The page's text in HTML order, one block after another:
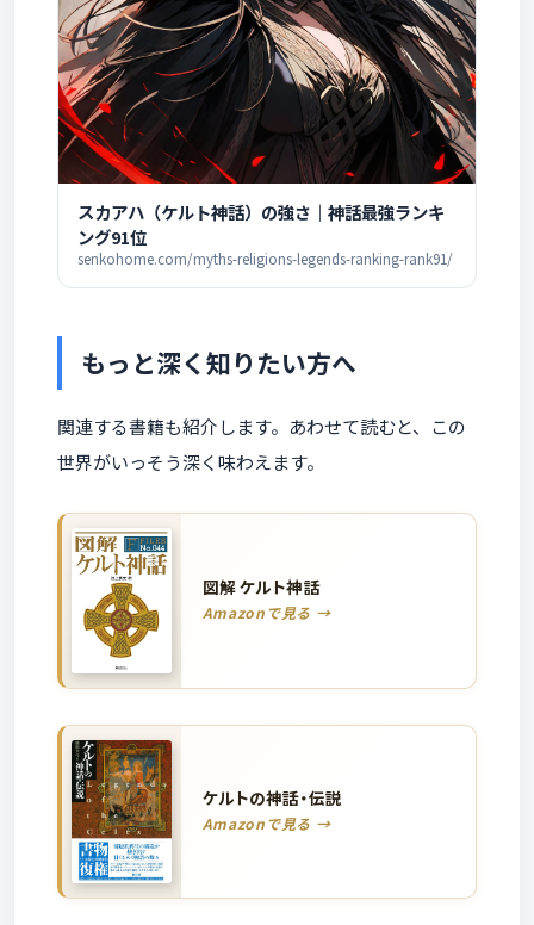
スカアハ（ケルト神話）の強さ｜神話最強ランキ
ング91位
senkohome.com/myths-religions-legends-ranking-rank91/
もっと深く知りたい方へ
関連する書籍も紹介します。あわせて読むと、この
世界がいっそう深く味わえます。
図解 ケルト神話
Amazonで見る →
ケルトの神話・伝説
Amazonで見る →